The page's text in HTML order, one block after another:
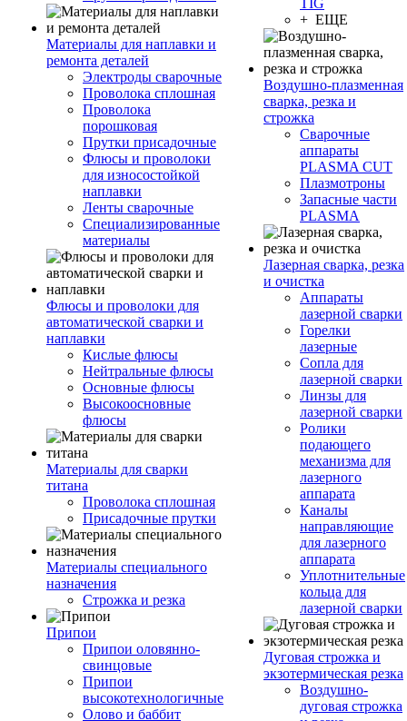
Материалы для наплавки и
ремонта деталей
Электроды сварочные
Проволока сплошная
Проволока
порошковая
Прутки присадочные
Флюсы и проволоки
для износостойкой
наплавки
Ленты сварочные
Специализированные
материалы
Флюсы и проволоки для
автоматической сварки и
наплавки
Кислые флюсы
Нейтральные флюсы
Основные флюсы
Высокоосновные
флюсы
Материалы для сварки
титана
Проволока сплошная
Присадочные прутки
Материалы специального
назначения
Строжка и резка
Припои
Припои оловянно-
свинцовые
Припои
высокотехнологичные
Олово и баббит
TIG
+ ЕЩЕ
Воздушно-плазменная
сварка, резка и
строжка
Сварочные
аппараты
PLASMA CUT
Плазмотроны
Запасные части
PLASMA
Лазерная сварка, резка
и очистка
Аппараты
лазерной сварки
Горелки
лазерные
Сопла для
лазерной сварки
Линзы для
лазерной сварки
Ролики
подающего
механизма для
лазерного
аппарата
Каналы
направляющие
для лазерного
аппарата
Уплотнительные
кольца для
лазерной сварки
Дуговая строжка и
экзотермическая резка
Воздушно-
дуговая строжка